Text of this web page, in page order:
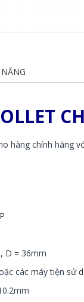
hàng chính
D = 36mm
các máy tiện sử